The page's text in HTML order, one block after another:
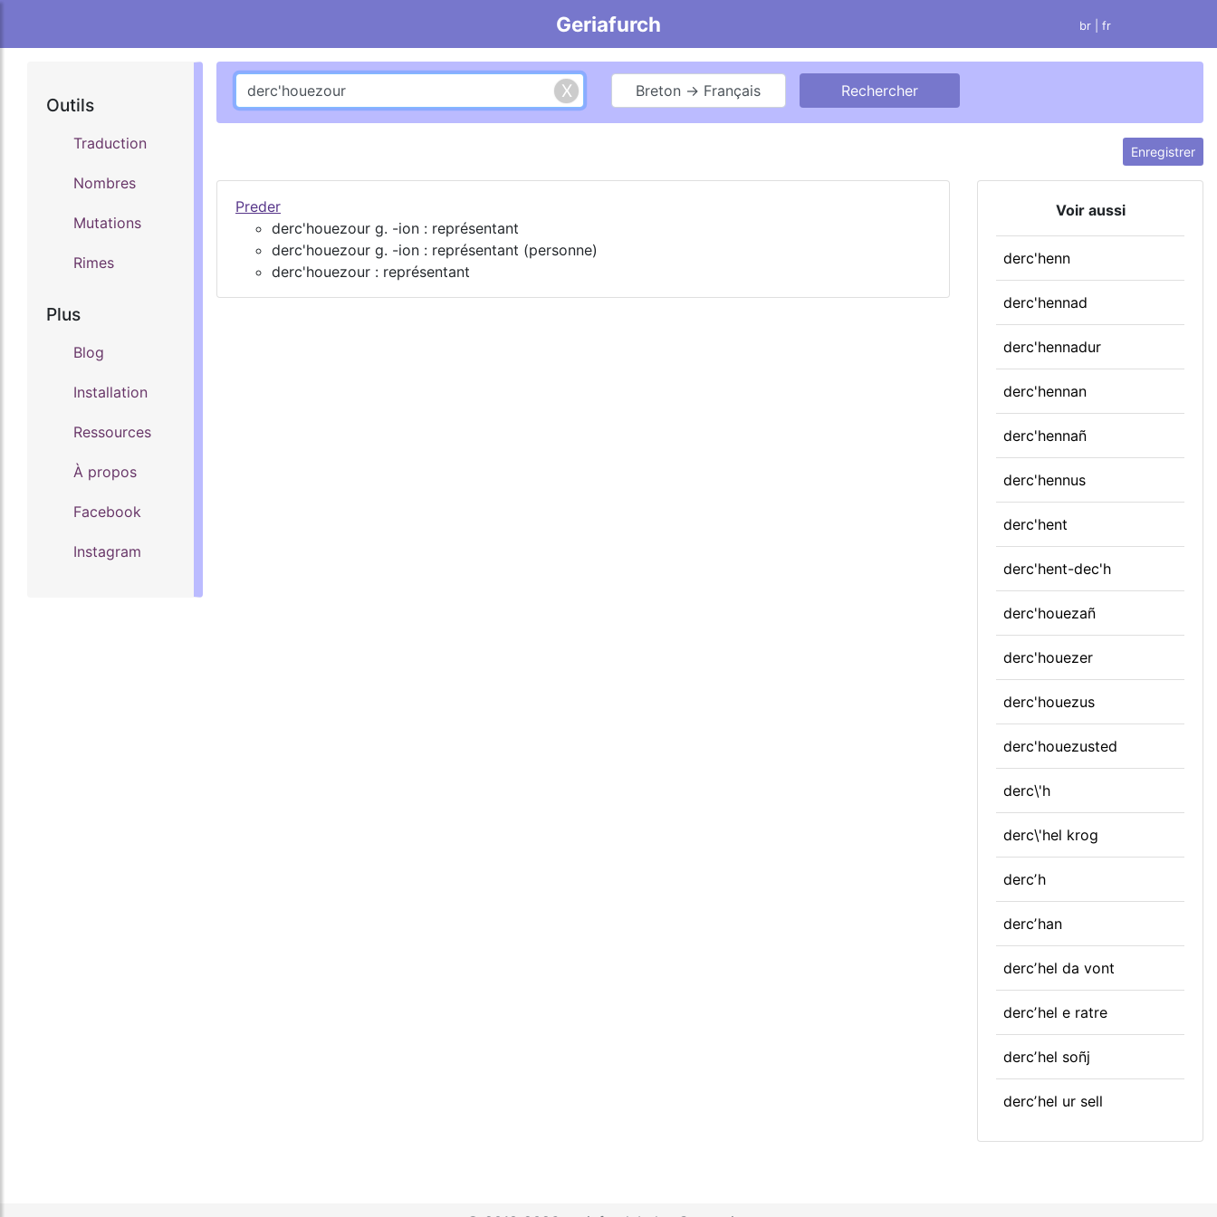
Geriafurch br | fr
Outils
Traduction
Nombres
Mutations
Rimes
Plus
Blog
Installation
Ressources
À propos
Facebook
Instagram
Breton → Français
Enregistrer
Preder
derc'houezour g. -ion : représentant
derc'houezour g. -ion : représentant (personne)
derc'houezour : représentant
Voir aussi
derc'henn
derc'hennad
derc'hennadur
derc'hennan
derc'hennañ
derc'hennus
derc'hent
derc'hent-dec'h
derc'houezañ
derc'houezer
derc'houezus
derc'houezusted
derc\'h
derc\'hel krog
dercʼh
dercʼhan
dercʼhel da vont
dercʼhel e ratre
dercʼhel soñj
dercʼhel ur sell